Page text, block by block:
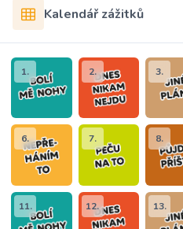
Kalendář zážitků
1. 2. 3.
6. 7. 8.
11. 12. 13.